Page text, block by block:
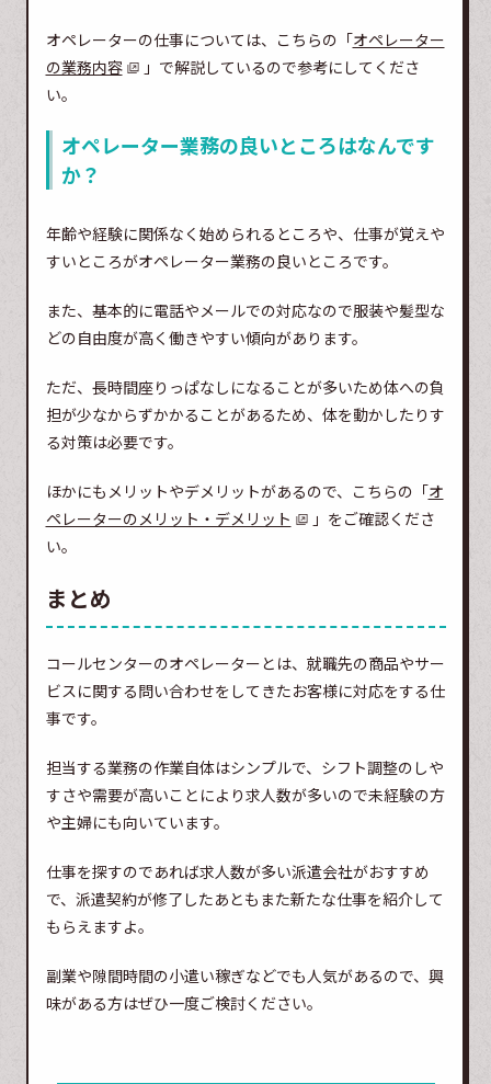
オペレーターの仕事については、こちらの「オペレーター
の業務内容
」で解説しているので参考にしてくださ
い。
オペレーター業務の良いところはなんです
か？
年齢や経験に関係なく始められるところや、仕事が覚えや
すいところがオペレーター業務の良いところです。
また、基本的に電話やメールでの対応なので服装や髪型な
どの自由度が高く働きやすい傾向があります。
ただ、長時間座りっぱなしになることが多いため体への負
担が少なからずかかることがあるため、体を動かしたりす
る対策は必要です。
ほかにもメリットやデメリットがあるので、こちらの「オ
ペレーターのメリット・デメリット
」をご確認くださ
い。
まとめ
コールセンターのオペレーターとは、就職先の商品やサー
ビスに関する問い合わせをしてきたお客様に対応をする仕
事です。
担当する業務の作業自体はシンプルで、シフト調整のしや
すさや需要が高いことにより求人数が多いので未経験の方
や主婦にも向いています。
仕事を探すのであれば求人数が多い派遣会社がおすすめ
で、派遣契約が修了したあともまた新たな仕事を紹介して
もらえますよ。
副業や隙間時間の小遣い稼ぎなどでも人気があるので、興
味がある方はぜひ一度ご検討ください。